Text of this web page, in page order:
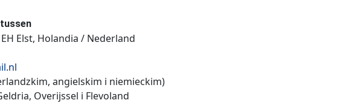
Elst, Holandia / Nederland
angielskim i niemieckim)
Overijssel i Flevoland